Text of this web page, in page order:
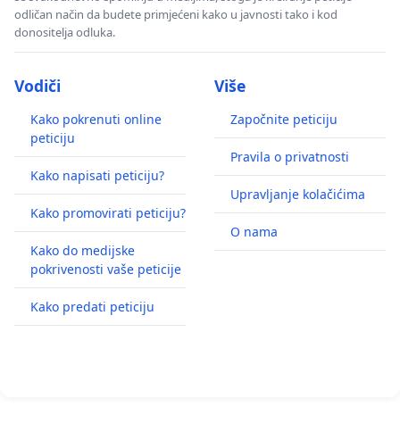
odličan način da budete primjećeni kako u javnosti tako i kod
donositelja odluka.
Vodiči
Kako pokrenuti online
peticiju
Kako napisati peticiju?
Kako promovirati peticiju?
Kako do medijske
pokrivenosti vaše peticije
Kako predati peticiju
Više
Započnite peticiju
Pravila o privatnosti
Upravljanje kolačićima
O nama